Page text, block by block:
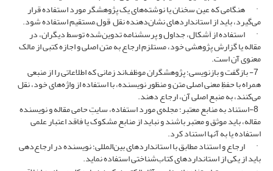
· هنگامی که عین سخنان یا نوشته‌های یک پژوهشگر مورد استفاده قرار
می‌گیرد، باید از استانداردهای نشان‌دهنده نقل قول ِمستقیم استفاده شود.
· استفاده از اَشکال، جداول و پرسشنامه تدوین‌شده توسط دیگران، در
مقاله یا گزارش پژوهشی خود، مستلزم ارجاع به متن اصلی و اجازه کتبی از مالک
معنوی آن است.
7- بازگفت و بازنویسی؛ پژوهشگران موظف‌اند زمانی که اطلاعاتی را از منبعی
همراه با حفظِ معنی اصلی متن و منظور نویسنده، با استفاده از واژه‌های خود، نقل
‌می‌کنند، به منبع اصلی آن، ارجاع دهند.
8-استناد به منابع معتبر؛ مجله‌ی مورد استفاده، سایتِ حامی مقاله و نویسنده
مقاله، باید موثق و معتبر باشند و نباید از منابع مشکوک یا فاقد اعتبار علمی
استفاده یا به آنها استناد کرد.
· ارجاع و استناد مطابق با استانداردهای بین‌المللی؛ نویسنده در ارجاع‌دهی
باید از یکی از استانداردهای کتاب‌شناختی استفاده نماید.